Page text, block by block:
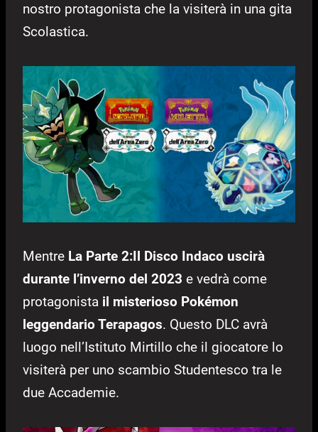
nostro protagonista che la visiterà in una gita
Scolastica.
Mentre La Parte 2:Il Disco Indaco uscirà
durante l’inverno del 2023 e vedrà come
protagonista il misterioso Pokémon
leggendario Terapagos. Questo DLC avrà
luogo nell’Istituto Mirtillo che il giocatore lo
visiterà per uno scambio Studentesco tra le
due Accademie.